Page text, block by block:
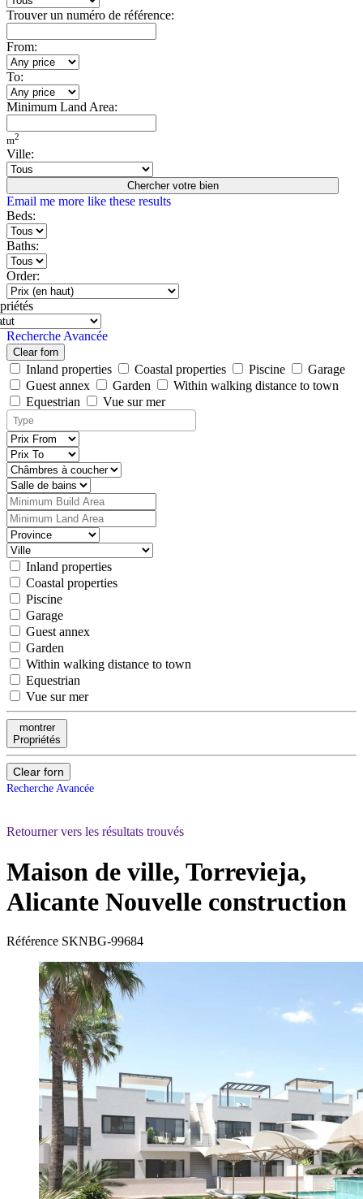
Trouver un numéro de référence:
From:
To:
Minimum Land Area:
m2
Ville:
Chercher votre bien
Email me more like these results
Beds:
Baths:
Order:
Recherche Avancée
Clear forn
Inland properties Coastal properties Piscine
Garage
Guest annex
Garden
Within walking distance to town
Equestrian
Vue sur mer
Inland properties
Coastal properties
Piscine
Garage
Guest annex
Garden
Within walking distance to town
Equestrian
Vue sur mer
montrer
Propriétés
Clear forn
Recherche Avancée
Retourner vers les résultats trouvés
Maison de ville, Torrevieja,
Alicante Nouvelle construction
Référence SKNBG-99684